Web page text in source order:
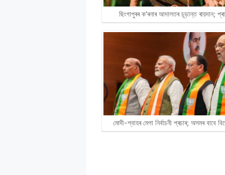
ছিংগাপুৰৰ ক'ৰনাৰ আদালতৰ চূড়ান্ত ৰায়দান;
মোদী-শ্বাহৰ মেগা নিৰ্বাচনী প্ৰচাৰ; অসমৰ বাবে